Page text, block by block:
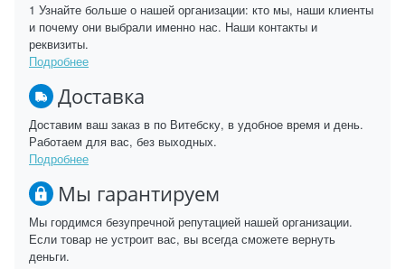
1 Узнайте больше о нашей организации: кто мы, наши клиенты
и почему они выбрали именно нас. Наши контакты и
реквизиты.
Подробнее
Доставка
Доставим ваш заказ в по Витебску, в удобное время и день.
Работаем для вас, без выходных.
Подробнее
Мы гарантируем
Мы гордимся безупречной репутацией нашей организации.
Если товар не устроит вас, вы всегда сможете вернуть
деньги.